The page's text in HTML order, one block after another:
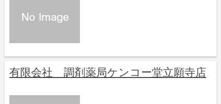
有限会社 調剤薬局ケンコー堂立願寺店